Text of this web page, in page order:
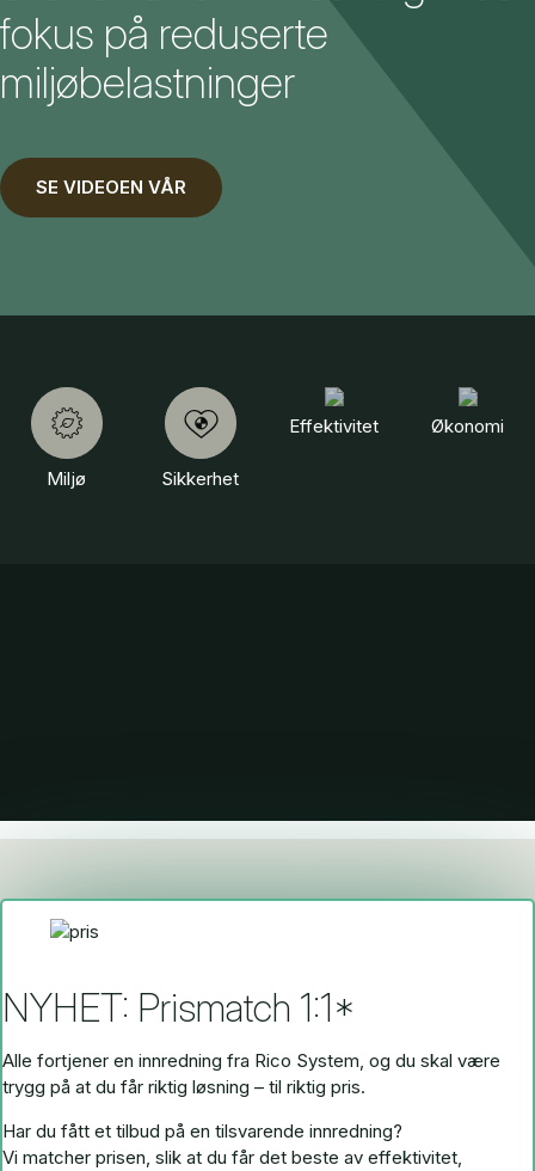
fokus på reduserte
miljøbelastninger
SE VIDEOEN VÅR
Miljø Sikkerhet
Effektivitet Økonomi
NYHET: Prismatch 1:1*
Alle fortjener en innredning fra Rico System, og du skal være
trygg på at du får riktig løsning – til riktig pris.
Har du fått et tilbud på en tilsvarende innredning?
Vi matcher prisen, slik at du får det beste av effektivitet,